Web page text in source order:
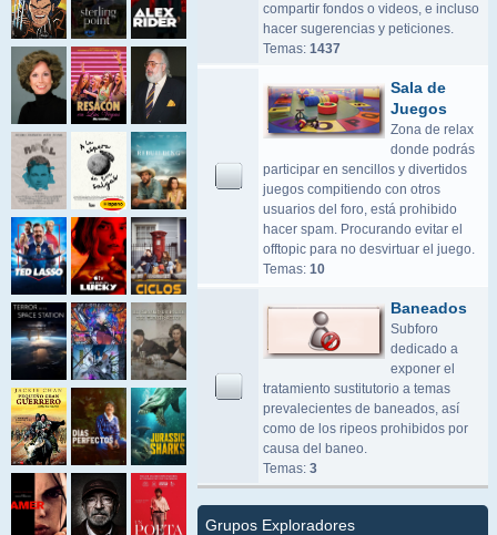
compartir fondos o videos, e incluso
hacer sugerencias y peticiones.
Temas: 1437
Sala de
Juegos
Zona de relax
donde podrás
participar en sencillos y divertidos
juegos compitiendo con otros
usuarios del foro, está prohibido
hacer spam. Procurando evitar el
offtopic para no desvirtuar el juego.
Temas: 10
Baneados
Subforo
dedicado a
exponer el
tratamiento sustitutorio a temas
prevalecientes de baneados, así
como de los ripeos prohibidos por
causa del baneo.
Temas: 3
Grupos Exploradores